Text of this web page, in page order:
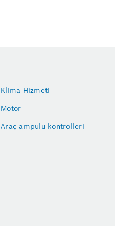
Klima Hizmeti
Motor
Araç ampulü kontrolleri